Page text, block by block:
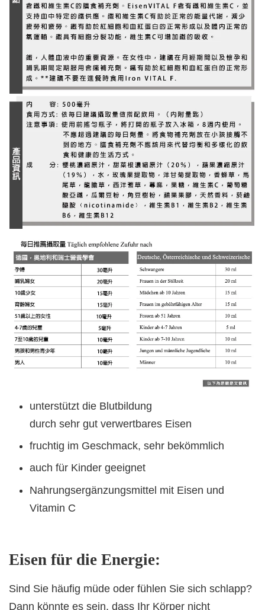
unterstützt die Blutbildung
durch sehr gut verwertbares Eisen
fruchtig im Geschmack, sehr bekömmlich
auch für Kinder geeignet
Nahrungsergänzungsmittel mit Eisen und
Vitamin C
Eisen für die Energie:
Sind Sie häufig müde oder fühlen Sie sich schlapp?
Dann könnte es sein, dass Ihr Körper nicht